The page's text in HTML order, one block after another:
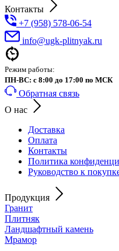
Контакты
+7 (958) 578-06-54
info@ugk-plitnyak.ru
Режим работы:
ПН-ВС: с 8:00 до 17:00 по МСК
Обратная связь
О нас
Доставка
Оплата
Контакты
Политика
Руководство к
Продукция
Гранит
Плитняк
Ландшафтный камень
Мрамор